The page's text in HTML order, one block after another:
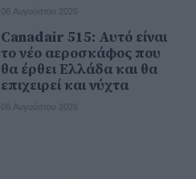
06 Αυγούστου 2026
Canadair 515: Αυτό είναι
το νέο αεροσκάφος που
θα έρθει Ελλάδα και θα
επιχειρεί και νύχτα
06 Αυγούστου 2026